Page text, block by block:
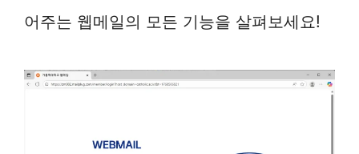
어주는 웹메일의 모든 기능을 살펴보세요!